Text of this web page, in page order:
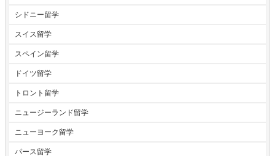
シドニー留学
スイス留学
スペイン留学
ドイツ留学
トロント留学
ニュージーランド留学
ニューヨーク留学
パース留学